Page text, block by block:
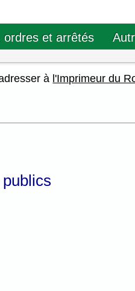
ordres et arrêtés
à l'Imprimeur du